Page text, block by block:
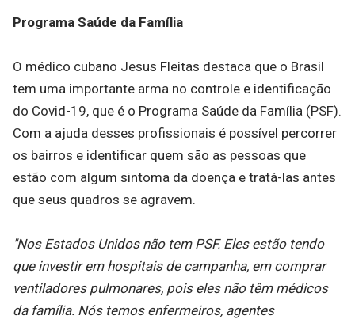
Programa Saúde da Família
O médico cubano Jesus Fleitas destaca que o Brasil
tem uma importante arma no controle e identificação
do Covid-19, que é o Programa Saúde da Família (PSF).
Com a ajuda desses profissionais é possível percorrer
os bairros e identificar quem são as pessoas que
estão com algum sintoma da doença e tratá-las antes
que seus quadros se agravem.
"Nos Estados Unidos não tem PSF. Eles estão tendo
que investir em hospitais de campanha, em comprar
ventiladores pulmonares, pois eles não têm médicos
da família. Nós temos enfermeiros, agentes